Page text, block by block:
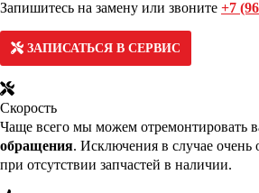
Запишитесь на замену или звоните +7
ЗАПИСАТЬСЯ В СЕРВИС
Скорость
Чаще всего мы можем отремонтировать
обращения. Исключения в случае очень
при отсутствии запчастей в наличии.